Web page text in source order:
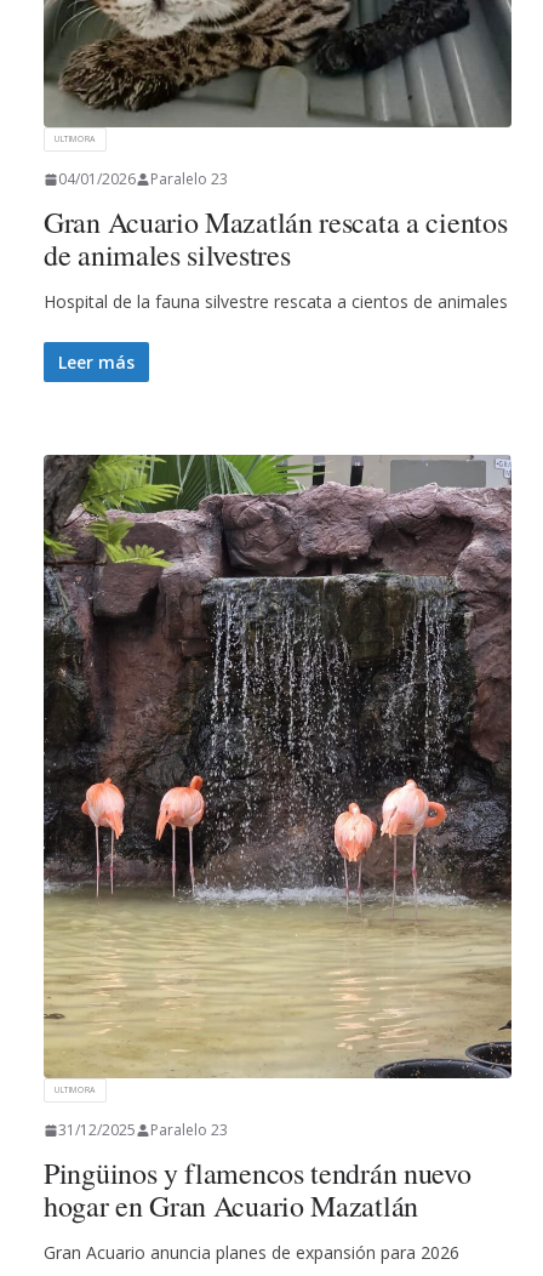
ULTIMORA
04/01/2026 Paralelo 23
Gran Acuario Mazatlán rescata a cientos
de animales silvestres
Hospital de la fauna silvestre rescata a cientos de animales
Leer más
ULTIMORA
31/12/2025 Paralelo 23
Pingüinos y flamencos tendrán nuevo
hogar en Gran Acuario Mazatlán
Gran Acuario anuncia planes de expansión para 2026